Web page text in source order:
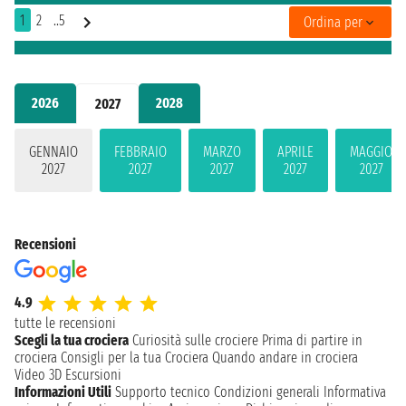
2026 2027 2028
GENNAIO
2027
FEBBRAIO
2027
MARZO
2027
APRILE
2027
MAGGIO
2027
1 2 ..5 Ordina per
Recensioni
4.9
tutte le recensioni
Scegli la tua crociera Curiosità sulle crociere Prima di partire in
crociera Consigli per la tua Crociera Quando andare in crociera
Video 3D Escursioni
Informazioni Utili Supporto tecnico Condizioni generali Informativa